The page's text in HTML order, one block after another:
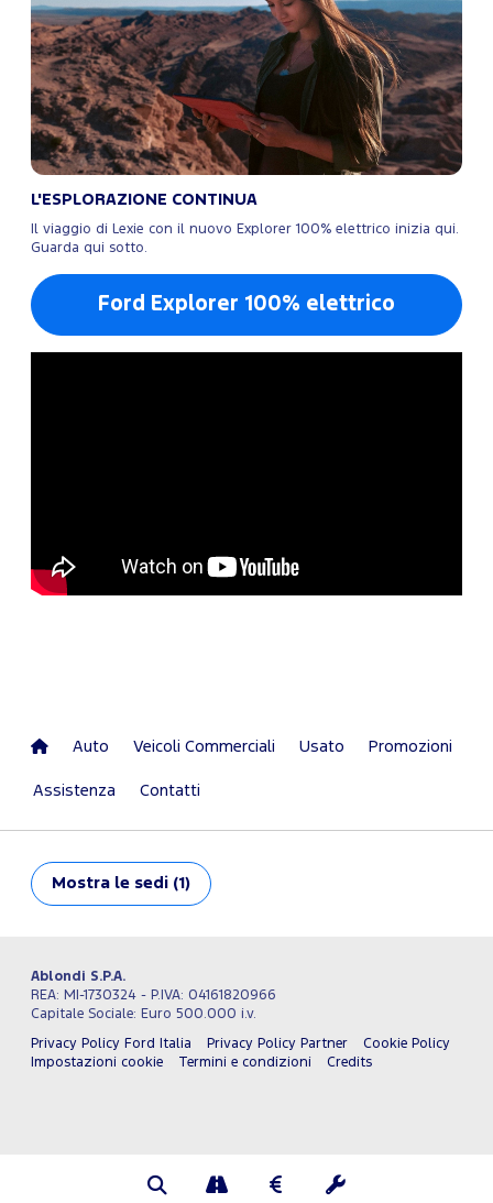
L'ESPLORAZIONE CONTINUA
Il viaggio di Lexie con il nuovo Explorer 100% elettrico inizia qui.
Guarda qui sotto.
Ford Explorer 100% elettrico
Auto Veicoli Commerciali Usato Promozioni
Assistenza Contatti
Mostra le sedi (1)
Ablondi S.P.A.
REA: MI-1730324 - P.IVA: 04161820966
Capitale Sociale: Euro 500.000 i.v.
Privacy Policy Ford Italia Privacy Policy Partner
Cookie Policy
Impostazioni cookie
Termini e condizioni Credits